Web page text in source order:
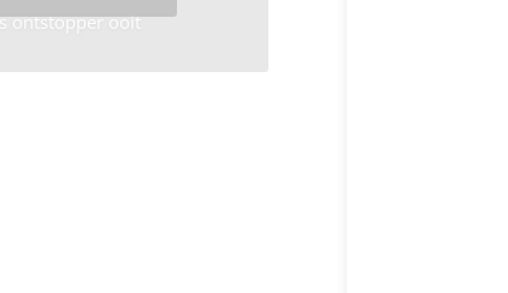
ontstopper ooit